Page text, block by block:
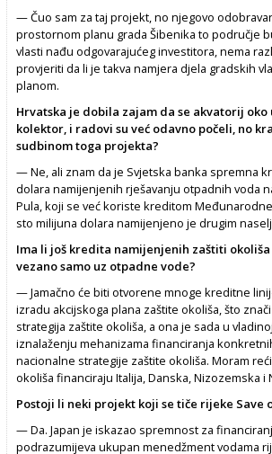
— Čuo sam za taj projekt, no njegovo
prostornom planu grada Šibenika to područje
vlasti nađu odgovarajućeg investitora, nema
provjeriti da li je takva namjera djela gradskih
planom.
Hrvatska je dobila zajam da se akvatorij
kolektor, i radovi su već odavno počeli, no
sudbinom toga projekta?
— Ne, ali znam da je Svjetska banka spremna
dolara namijenjenih rješavanju otpadnih voda
Pula, koji se već koriste kreditom
sto milijuna dolara namijenjeno je drugim
Ima li još kredita namijenjenih zaštiti
vezano samo uz otpadne vode?
— Jamačno će biti otvorene mnoge kreditne
izradu akcijskoga plana zaštite okoliša, što
strategija zaštite okoliša, a ona je sada u
iznalaženju mehanizama financiranja
nacionalne strategije zaštite okoliša. Moram
okoliša financiraju Italija, Danska, Nizozemska i
Postoji li neki projekt koji se tiče rijeke Save
— Da. Japan je iskazao spremnost za
podrazumijeva ukupan menedžment vodama